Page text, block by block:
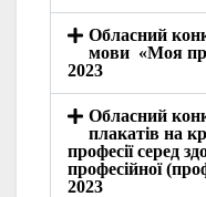
Обласний
мови «Моя
2023
Обласний
плакатів на
професії серед
професійної
2023